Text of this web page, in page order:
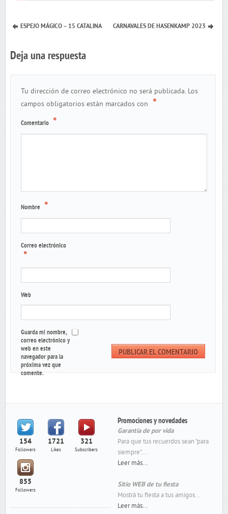
ESPEJO MÁGICO – 15 CATALINA CARNAVALES DE HASENKAMP 2023
Deja una respuesta
Tu dirección de correo electrónico no será publicada. Los
campos obligatorios están marcados con *
Comentario *
Nombre *
Correo electrónico
*
Web
Guarda mi nombre,
correo electrónico y
web en este
navegador para la
próxima vez que
comente.
154
Followers
1721
Likes
321
Subscribers
855
Followers
Promociones y novedades
Garantía de por vida
Para que tus recuerdos sean "para
siempre"...
Leer más...
Sitio WEB de tu fiesta
Mostrá tu fiesta a tus amigos...
Leer más...